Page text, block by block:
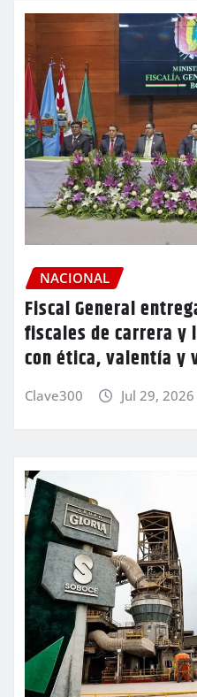
NACIONAL
Fiscal General
fiscales de carrera y
con ética, valentía y
Clave300 Jul 29, 2026